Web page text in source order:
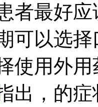
者最好
可以选
使用外
出，的